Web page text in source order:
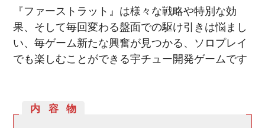
『ファーストラット』は様々な戦略や特別な効
果、そして毎回変わる盤面での駆け引きは悩まし
い、毎ゲーム新たな興奮が見つかる、ソロプレイ
でも楽しむことができる宇チュー開発ゲームです
内容物